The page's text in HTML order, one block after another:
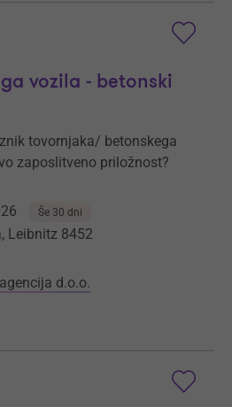
vozila - betonski
tovornjaka/ betonskega
zaposlitveno priložnost?
Še 30 dni
Leibnitz 8452
d.o.o.